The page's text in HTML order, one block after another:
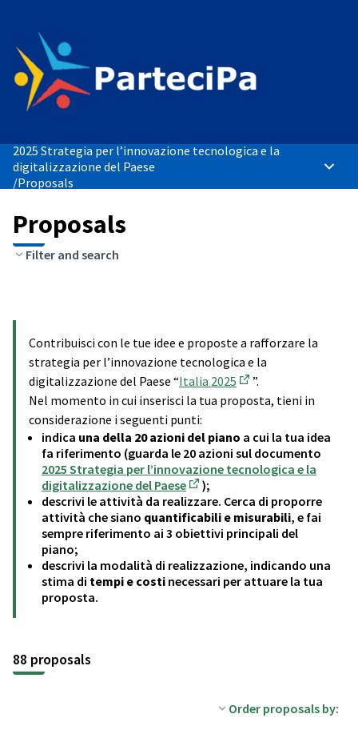
2025 Strategia per l’innovazione tecnologica e la
digitalizzazione del Paese
/Proposals
Main
Proposals
Filter and search
Contribuisci con le tue idee e proposte a rafforzare la
strategia per l’innovazione tecnologica e la
digitalizzazione del Paese “Italia 2025
(External link)
”.
Nel momento in cui inserisci la tua proposta, tieni in
considerazione i seguenti punti:
indica una della 20 azioni del piano a cui la tua idea
fa riferimento (guarda le 20 azioni sul documento
2025 Strategia per l’innovazione tecnologica e la
digitalizzazione del Paese
(External link)
);
descrivi le attività da realizzare. Cerca di proporre
attività che siano quantificabili e misurabili, e fai
sempre riferimento ai 3 obiettivi principali del
piano;
descrivi la modalità di realizzazione, indicando una
stima di tempi e costi necessari per attuare la tua
proposta.
88 proposals
Order proposals by: